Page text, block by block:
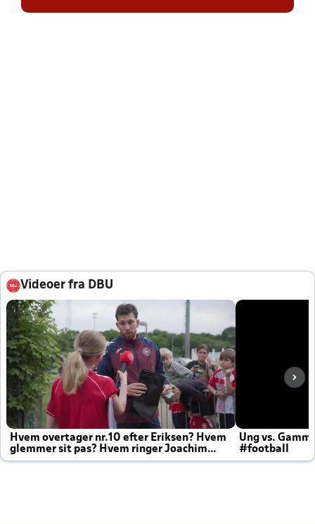
Videoer fra DBU
Hvem overtager nr.10 efter Eriksen? Hvem
glemmer sit pas? Hvem ringer Joachim
altid til efter kampe?
Ung vs.
#football